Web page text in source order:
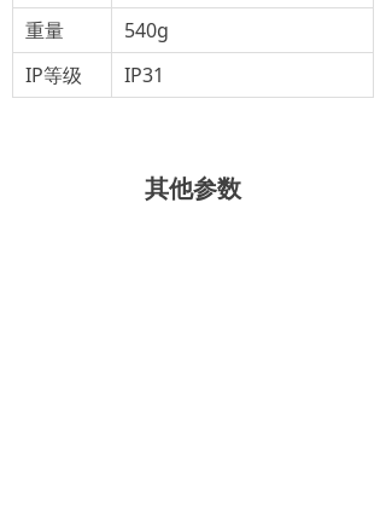
重量
540g
IP等级
IP31
其他参数